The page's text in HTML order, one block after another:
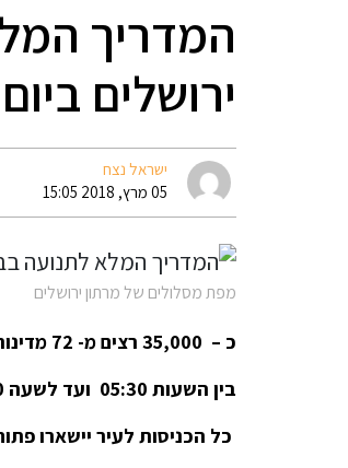
המדריך
ירושלים ביום
ישראל נצח
05 מרץ, 2018 15:05
מפת מסלולים של מרתון ירושלים
כ – 35,000 רצים מ- 72 מדינות ישתתפו ביום שישי ה- 9/3/2018 במרתון ווינר ירושלים ה- 8
בין השעות 05:30 ועד לשעה 14:00 (משוער):
כל הכניסות לעיר יישארו